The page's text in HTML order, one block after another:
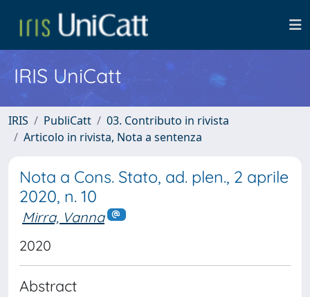
IRIS UniCatt
IRIS PubliCatt
03. Contributo in rivista
Articolo in rivista, Nota a sentenza
Nota a Cons. Stato, ad. plen., 2 aprile
2020, n. 10
Mirra, Vanna
2020
Abstract